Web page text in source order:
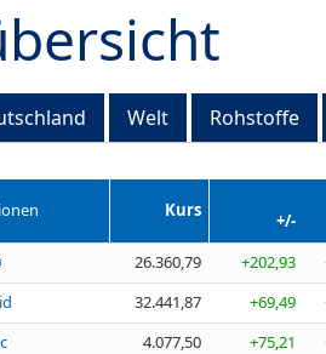
Welt Rohstoffe
Kurs
+/-
26.360,79 +202,93
32.441,87 +69,49
4.077,50 +75,21